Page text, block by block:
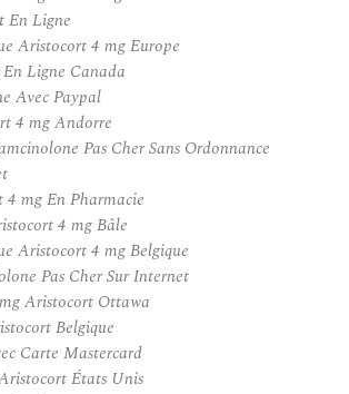
En Ligne
Aristocort 4 mg Europe
Ligne Canada
Avec Paypal
4 mg Andorre
Pas Cher Sans Ordonnance
mg En Pharmacie
4 mg Bâle
Aristocort 4 mg Belgique
Pas Cher Sur Internet
Aristocort Ottawa
Belgique
Carte Mastercard
États Unis